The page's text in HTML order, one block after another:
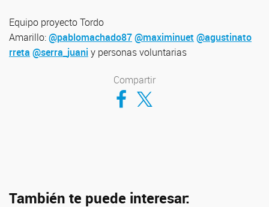
Equipo proyecto Tordo
Amarillo:@pablomachado87@maximinuet @agustinato
rreta @serra_juani y personas voluntarias
Compartir
Compartir en Facebook
Compartir en Twitter
También te puede interesar: